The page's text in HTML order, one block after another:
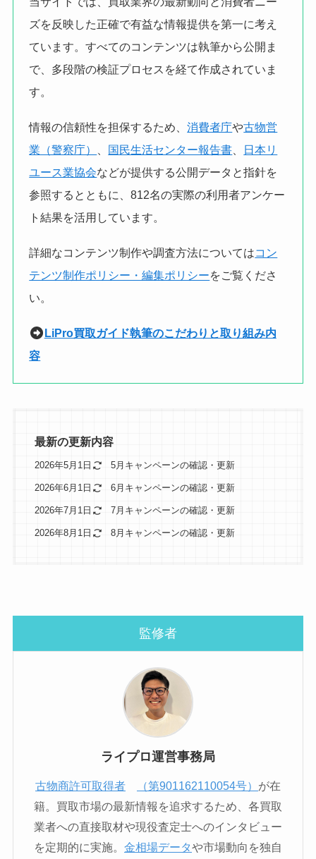
ズを反映した正確で有益な情報提供を第一に考え
ています。すべてのコンテンツは執筆から公開ま
で、多段階の検証プロセスを経て作成されていま
す。
情報の信頼性を担保するため、消費者庁や古物営
業（警察庁）
国民生活センター報告書
日本リ
ユース業協会などが提供する公開データと指針を
参照するとともに、812名の実際の利用者アンケー
ト結果を活用しています。
詳細なコンテンツ制作や調査方法についてはコン
テンツ制作ポリシー・編集ポリシーをご覧くださ
い。
LiPro買取ガイド執筆のこだわりと取り組み内
容
最新の更新内容
2026年5月1日 5月キャンペーンの確認・更新
2026年6月1日 6月キャンペーンの確認・更新
2026年7月1日 7月キャンペーンの確認・更新
2026年8月1日 8月キャンペーンの確認・更新
監修者
ライプロ運営事務局
古物商許可取得者 （第901162110054号） が在
籍。買取市場の最新情報を追求するため、各買取
業者への直接取材や現役査定士へのインタビュー
を定期的に実施。 金相場データや市場動向を独自